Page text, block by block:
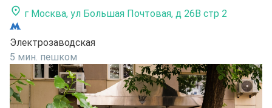
г Москва, ул Большая Почтовая, д 26В стр 2
Электрозаводская
5 мин. пешком